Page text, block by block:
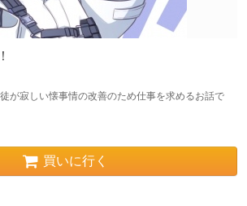
が寂しい懐事情の改善のため仕事を求めるお話で
買いに行く